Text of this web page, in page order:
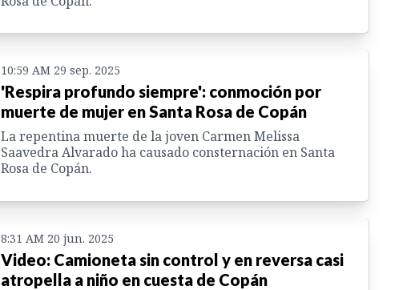
10:59 AM 29 sep. 2025
'Respira profundo siempre': conmoción por
muerte de mujer en Santa Rosa de Copán
La repentina muerte de la joven Carmen Melissa
Saavedra Alvarado ha causado consternación en Santa
Rosa de Copán.
8:31 AM 20 jun. 2025
Video: Camioneta sin control y en reversa casi
atropella a niño en cuesta de Copán